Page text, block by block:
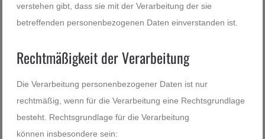
verstehen gibt, dass sie mit der Verarbeitung der sie
betreffenden personenbezogenen Daten einverstanden ist.
Rechtmäßigkeit der Verarbeitung
Die Verarbeitung personenbezogener Daten ist nur
rechtmäßig, wenn für die Verarbeitung eine Rechtsgrundlage
besteht. Rechtsgrundlage für die Verarbeitung
können insbesondere sein: